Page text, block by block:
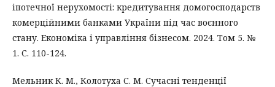
іпотечної нерухомості: кредитування домогосподарств
комерційними банками України під час воєнного
стану. Економіка і управління бізнесом. 2024. Том 5. №
1. С. 110-124.
Мельник К. М., Колотуха С. М. Сучасні тенденції